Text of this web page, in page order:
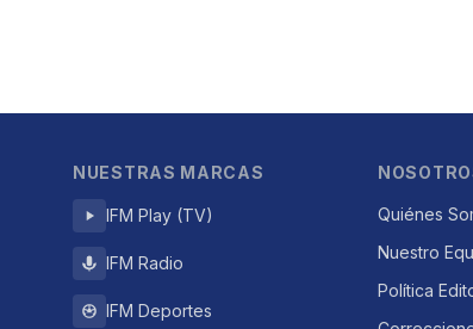
NUESTRAS MARCAS
IFM Play (TV)
IFM Radio
IFM Deportes
Quiénes
Nuestro
Política